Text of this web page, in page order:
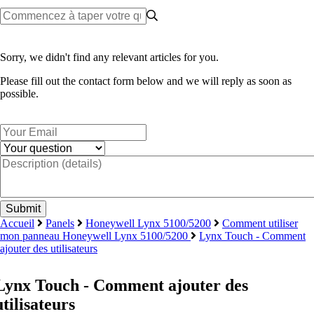
Sorry, we didn't find any relevant articles for you.
Please fill out the contact form below and we will reply as soon as
possible.
Accueil Panels Honeywell Lynx 5100/5200
Comment utiliser
mon panneau Honeywell Lynx 5100/5200
Lynx Touch - Comment
ajouter des utilisateurs
Touch - Comment ajouter des